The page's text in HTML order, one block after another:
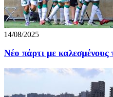
14/08/2025
Νέο πάρτι με καλεσμένους